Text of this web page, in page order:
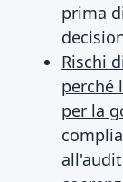
prima
Rischi
perché
per la